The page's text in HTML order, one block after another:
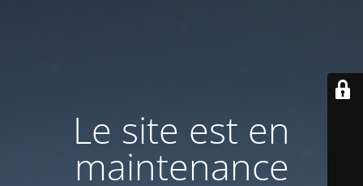
Le site est en
maintenance